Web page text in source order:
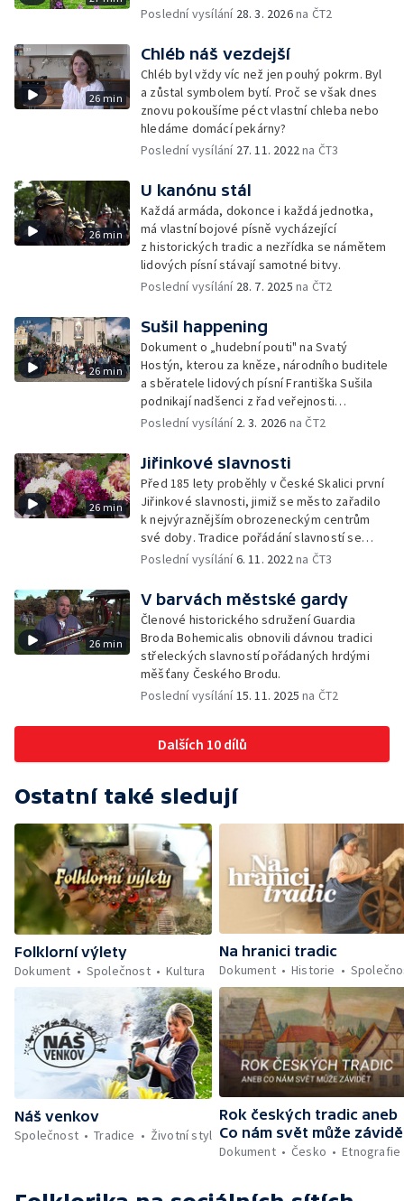
Poslední vysílání 28. 3. 2026na ČT2
26 min
Chléb náš vezdejší
Chléb byl vždy víc než jen pouhý pokrm. Byl
a zůstal symbolem bytí. Proč se však dnes
znovu pokoušíme péct vlastní chleba nebo
hledáme domácí pekárny?
Poslední vysílání 27. 11. 2022na ČT3
26 min
U kanónu stál
Každá armáda, dokonce i každá jednotka,
má vlastní bojové písně vycházející
z historických tradic a nezřídka se námětem
lidových písní stávají samotné bitvy.
Poslední vysílání 28. 7. 2025 na ČT2
26 min
Sušil happening
Dokument o „hudební pouti" na Svatý
Hostýn, kterou za kněze, národního buditele
a sběratele lidových písní Františka Sušila
podnikají nadšenci z řad veřejnosti
a členové lidových souborů.
Poslední vysílání 2. 3. 2026 na ČT2
26 min
Jiřinkové slavnosti
Před 185 lety proběhly v České Skalici první
Jiřinkové slavnosti, jimiž se město zařadilo
k nejvýraznějším obrozeneckým centrům
své doby. Tradice pořádání slavností se
stále udržuje.
Poslední vysílání6. 11. 2022na ČT3
26 min
V barvách městské gardy
Členové historického sdružení Guardia
Broda Bohemicalis obnovili dávnou tradici
střeleckých slavností pořádaných hrdými
měšťany Českého Brodu.
Poslední vysílání15. 11. 2025 na ČT2
Dalších 10 dílů
Ostatní také sledují
Folklorní výlety
Dokument
Společnost Kultura
Na hranici tradic
Dokument
Historie
Náš venkov
Společnost
Tradice Životní styl
Rok českých tradic aneb
Co nám svět může
Dokument
Česko Etnografie